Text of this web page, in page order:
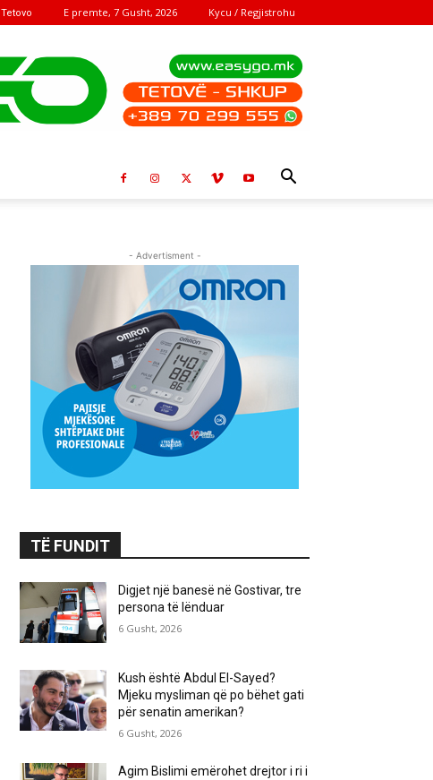
Tetovo E premte, 7 Gusht, 2026 Kycu / Regjistrohu
- Advertisment -
TË FUNDIT
Digjet një banesë në Gostivar, tre
persona të lënduar
6 Gusht, 2026
Kush është Abdul El-Sayed?
Mjeku mysliman që po bëhet gati
për senatin amerikan?
6 Gusht, 2026
Agim Bislimi emërohet drejtor i ri i